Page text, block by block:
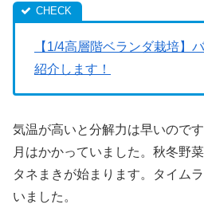
【1/4高層階ベランダ栽培】
紹介します！
気温が高いと分解力は早いので
月はかかっていました。秋冬野
タネまきが始まります。タイム
いました。